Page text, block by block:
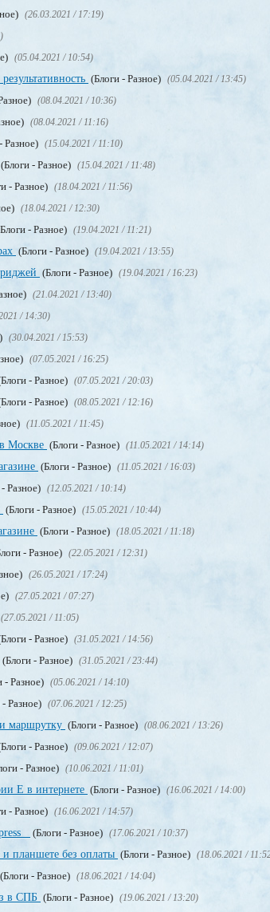
(26.03.2021 / 17:19)
(05.04.2021 / 10:54)
(Блоги - Разное) (05.04.2021 / 13:45)
(08.04.2021 / 10:36)
(08.04.2021 / 11:16)
Разное) (15.04.2021 / 11:10)
(Блоги - Разное) (15.04.2021 / 11:48)
- Разное) (18.04.2021 / 11:56)
(18.04.2021 / 12:30)
- Разное) (19.04.2021 / 11:21)
(Блоги - Разное) (19.04.2021 / 13:55)
(Блоги - Разное) (19.04.2021 / 16:23)
(21.04.2021 / 13:40)
/ 14:30)
(30.04.2021 / 15:53)
(07.05.2021 / 16:25)
- Разное) (07.05.2021 / 20:03)
- Разное) (08.05.2021 / 12:16)
(11.05.2021 / 11:45)
Москве (Блоги - Разное) (11.05.2021 / 14:14)
(Блоги - Разное) (11.05.2021 / 16:03)
Разное) (12.05.2021 / 10:14)
(Блоги - Разное) (15.05.2021 / 10:44)
(Блоги - Разное) (18.05.2021 / 11:18)
- Разное) (22.05.2021 / 12:31)
(26.05.2021 / 17:24)
(27.05.2021 / 07:27)
(27.05.2021 / 11:05)
- Разное) (31.05.2021 / 14:56)
(Блоги - Разное) (31.05.2021 / 23:44)
- Разное) (05.06.2021 / 14:10)
Разное) (07.06.2021 / 12:25)
маршрутку (Блоги - Разное) (08.06.2021 / 13:26)
- Разное) (09.06.2021 / 12:07)
- Разное) (10.06.2021 / 11:01)
Е в интернете (Блоги - Разное) (16.06.2021 / 14:00)
- Разное) (16.06.2021 / 14:57)
(Блоги - Разное) (17.06.2021 / 10:37)
планшете без оплаты (Блоги - Разное) (18.06.2021 /
(Блоги - Разное) (18.06.2021 / 14:04)
в СПБ (Блоги - Разное) (19.06.2021 / 13:20)